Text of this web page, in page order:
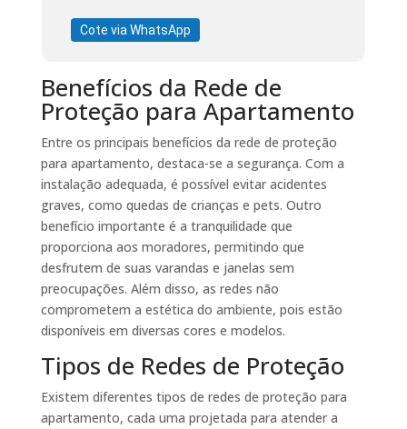
Cote via WhatsApp
Benefícios da Rede de
Proteção para Apartamento
Entre os principais benefícios da rede de proteção
para apartamento, destaca-se a segurança. Com a
instalação adequada, é possível evitar acidentes
graves, como quedas de crianças e pets. Outro
benefício importante é a tranquilidade que
proporciona aos moradores, permitindo que
desfrutem de suas varandas e janelas sem
preocupações. Além disso, as redes não
comprometem a estética do ambiente, pois estão
disponíveis em diversas cores e modelos.
Tipos de Redes de Proteção
Existem diferentes tipos de redes de proteção para
apartamento, cada uma projetada para atender a